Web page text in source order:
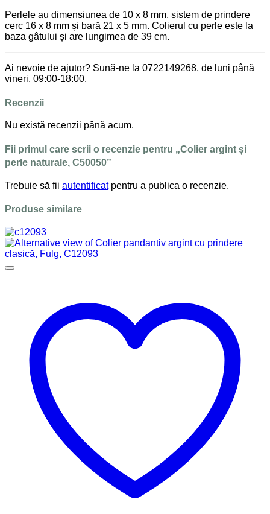
Perlele au dimensiunea de 10 x 8 mm, sistem de prindere
cerc 16 x 8 mm și bară 21 x 5 mm. Colierul cu perle este la
baza gâtului și are lungimea de 39 cm.
Ai nevoie de ajutor? Sună-ne la 0722149268, de luni până
vineri, 09:00-18:00.
Recenzii
Nu există recenzii până acum.
Fii primul care scrii o recenzie pentru „Colier argint și
perle naturale, C50050”
Trebuie să fii autentificatpentru a publica o recenzie.
Produse similare